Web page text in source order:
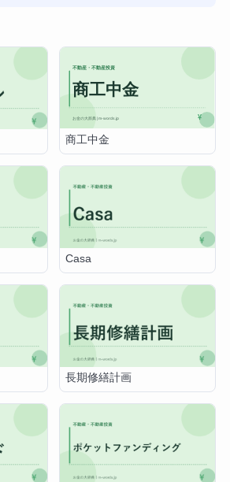
商工中金
Casa
長期修繕計画